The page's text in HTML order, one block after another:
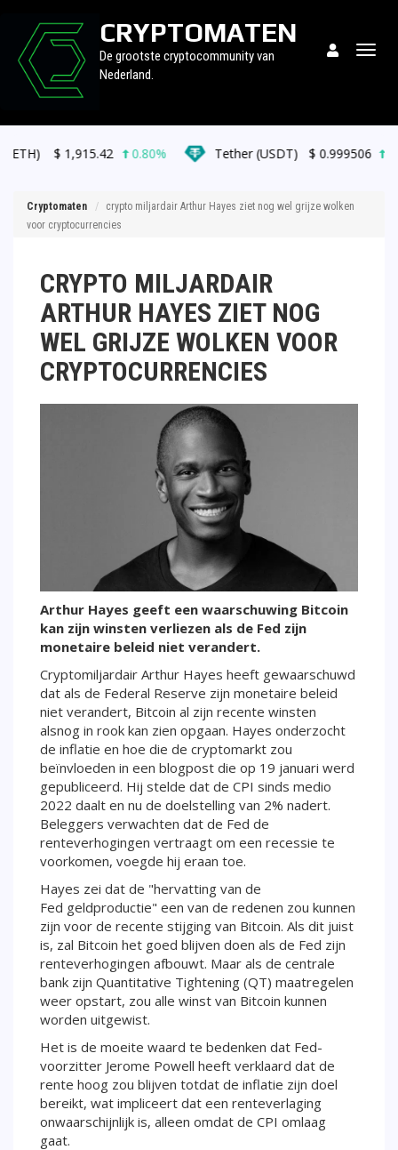
CRYPTOMATEN
De grootste cryptocommunity van
Nederland.
0.80% Tether (USDT) $0.999506 0.00%
Cryptomaten
crypto miljardair Arthur Hayes ziet nog wel grijze wolken
voor cryptocurrencies
CRYPTO MILJARDAIR
ARTHUR HAYES ZIET NOG
WEL GRIJZE WOLKEN VOOR
CRYPTOCURRENCIES
Arthur Hayes geeft een waarschuwing Bitcoin
kan zijn winsten verliezen als de Fed zijn
monetaire beleid niet verandert.
Cryptomiljardair Arthur Hayes heeft gewaarschuwd
dat als de Federal Reserve zijn monetaire beleid
niet verandert, Bitcoin al zijn recente winsten
alsnog in rook kan zien opgaan. Hayes onderzocht
de inflatie en hoe die de cryptomarkt zou
beïnvloeden in een blogpost die op 19 januari werd
gepubliceerd. Hij stelde dat de CPI sinds medio
2022 daalt en nu de doelstelling van 2% nadert.
Beleggers verwachten dat de Fed de
renteverhogingen vertraagt om een recessie te
voorkomen, voegde hij eraan toe.
Hayes zei dat de "hervatting van de
Fed geldproductie" een van de redenen zou kunnen
zijn voor de recente stijging van Bitcoin. Als dit juist
is, zal Bitcoin het goed blijven doen als de Fed zijn
renteverhogingen afbouwt. Maar als de centrale
bank zijn Quantitative Tightening (QT) maatregelen
weer opstart, zou alle winst van Bitcoin kunnen
worden uitgewist.
Het is de moeite waard te bedenken dat Fed-
voorzitter Jerome Powell heeft verklaard dat de
rente hoog zou blijven totdat de inflatie zijn doel
bereikt, wat impliceert dat een renteverlaging
onwaarschijnlijk is, alleen omdat de CPI omlaag
gaat.